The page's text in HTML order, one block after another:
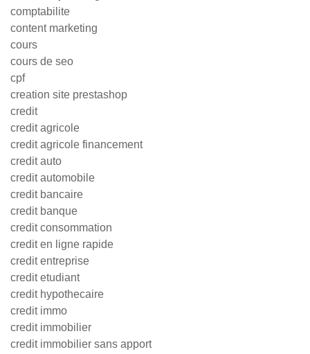
comptabilite
content marketing
cours
cours de seo
cpf
creation site prestashop
credit
credit agricole
credit agricole financement
credit auto
credit automobile
credit bancaire
credit banque
credit consommation
credit en ligne rapide
credit entreprise
credit etudiant
credit hypothecaire
credit immo
credit immobilier
credit immobilier sans apport